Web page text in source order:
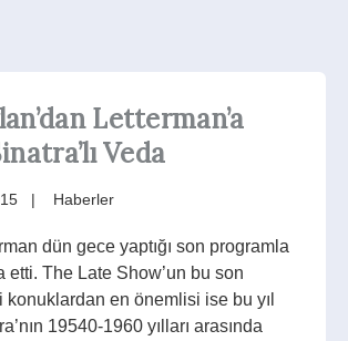
Letterman’a
Veda
Haberler
dün gece yaptığı son programla
etti. The Late Show’un bu son
konuklardan en önemlisi ise bu yıl
19540-1960 yılları arasında